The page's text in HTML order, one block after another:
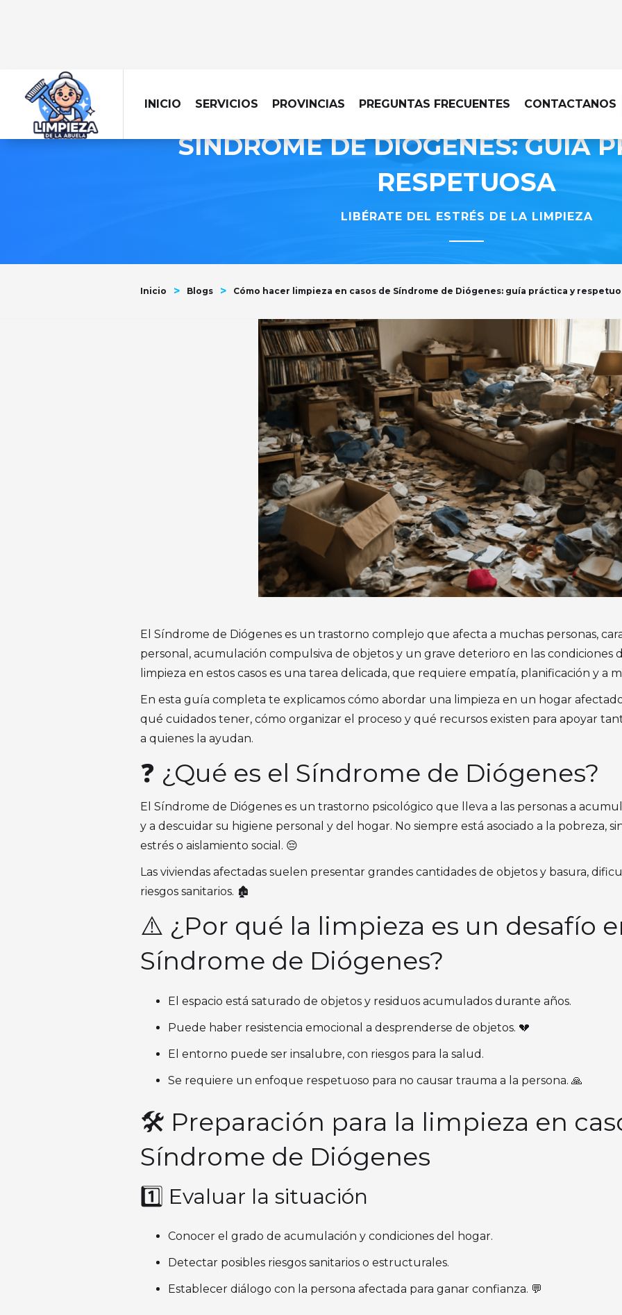
INICIO SERVICIOS PROVINCIAS PREGUNTAS FRECUENTES CONTACTANOS
CÓMO HACER LIMPIEZA EN
SÍNDROME DE DIÓGENES: GUÍA
RESPETUOSA
LIBÉRATE DEL ESTRÉS DE LA LIMPIEZA
Inicio > Blogs > Cómo hacer limpieza en casos de Síndrome de Diógenes: guía práctica y
El Síndrome de Diógenes es un trastorno complejo que afecta a muchas personas,
personal, acumulación compulsiva de objetos y un grave deterioro en las condiciones
limpieza en estos casos es una tarea delicada, que requiere empatía, planificación y a
En esta guía completa te explicamos cómo abordar una limpieza en un hogar
qué cuidados tener, cómo organizar el proceso y qué recursos existen para apoyar
a quienes la ayudan.
❓ ¿Qué es el Síndrome de Diógenes?
El Síndrome de Diógenes es un trastorno psicológico que lleva a las personas a
y a descuidar su higiene personal y del hogar. No siempre está asociado a la pobreza,
estrés o aislamiento social. 😔
Las viviendas afectadas suelen presentar grandes cantidades de objetos y basura,
riesgos sanitarios. 🏚️
⚠️ ¿Por qué la limpieza es un desafío
Síndrome de Diógenes?
El espacio está saturado de objetos y residuos acumulados durante años.
Puede haber resistencia emocional a desprenderse de objetos. 💔
El entorno puede ser insalubre, con riesgos para la salud.
Se requiere un enfoque respetuoso para no causar trauma a la persona. 🙏
🛠️ Preparación para la limpieza en
Síndrome de Diógenes
1️⃣ Evaluar la situación
Conocer el grado de acumulación y condiciones del hogar.
Detectar posibles riesgos sanitarios o estructurales.
Establecer diálogo con la persona afectada para ganar confianza. 💬